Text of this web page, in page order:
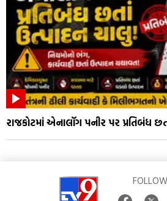
રાજકોટમાં એનાલૉગ પનીર પર પ્રતિબંધ